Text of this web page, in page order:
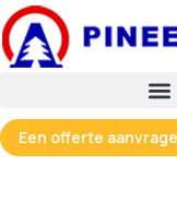
Spring
naar
de
Een offerte